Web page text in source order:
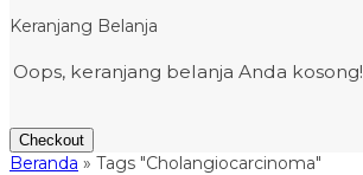
Keranjang Belanja
Oops, keranjang belanja Anda kosong!
Checkout
Beranda » Tags "Cholangiocarcinoma"